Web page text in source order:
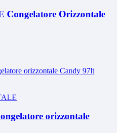
Congelatore Orizzontale
orizzontale